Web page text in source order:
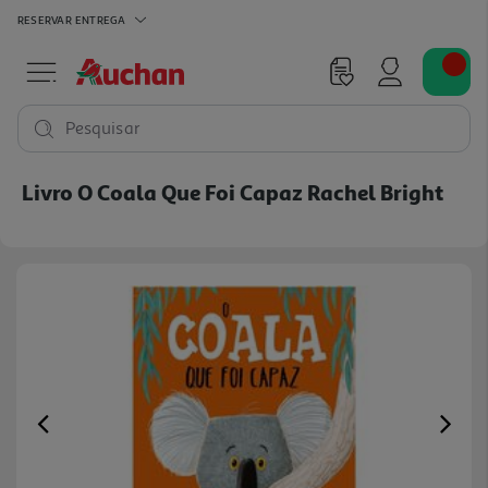
RESERVAR ENTREGA
Pesquisar
Livro O Coala Que Foi Capaz Rachel Bright
Previous